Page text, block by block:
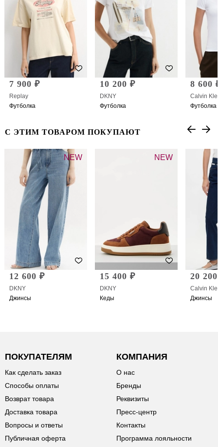
7 900 ₽
Replay
Футболка
10 200 ₽
DKNY
Футболка
8 600
Calvin
Футболка
С ЭТИМ ТОВАРОМ ПОКУПАЮТ
NEW
12 600 ₽
DKNY
Джинсы
NEW
15 400 ₽
DKNY
Кеды
20
Calvin
Джинсы
ПОКУПАТЕЛЯМ
Как сделать заказ
Способы оплаты
Возврат товара
Доставка товара
Вопросы и ответы
Публичная оферта
КОМПАНИЯ
О нас
Бренды
Реквизиты
Пресс-центр
Контакты
Программа лояльности